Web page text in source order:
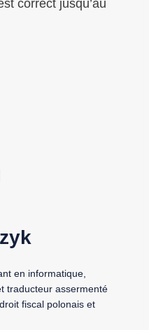
correct jusqu’au
en informatique,
traducteur assermenté
fiscal polonais et